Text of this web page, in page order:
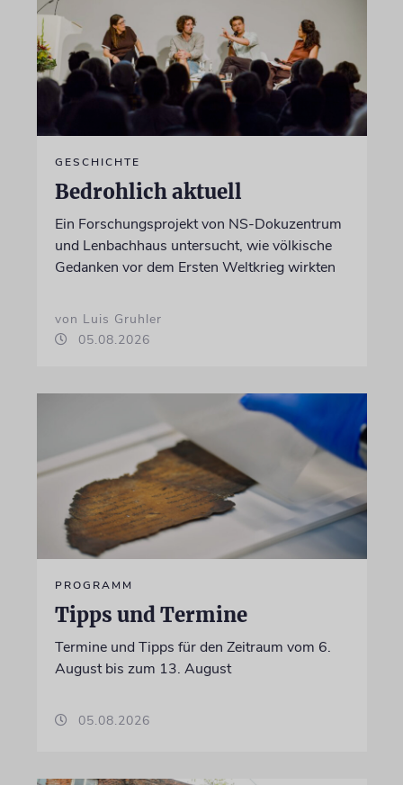
GESCHICHTE
Bedrohlich aktuell
Ein Forschungsprojekt von NS-Dokuzentrum
und Lenbachhaus untersucht, wie völkische
Gedanken vor dem Ersten Weltkrieg wirkten
von Luis Gruhler
05.08.2026
PROGRAMM
Tipps und Termine
Termine und Tipps für den Zeitraum vom 6.
August bis zum 13. August
05.08.2026